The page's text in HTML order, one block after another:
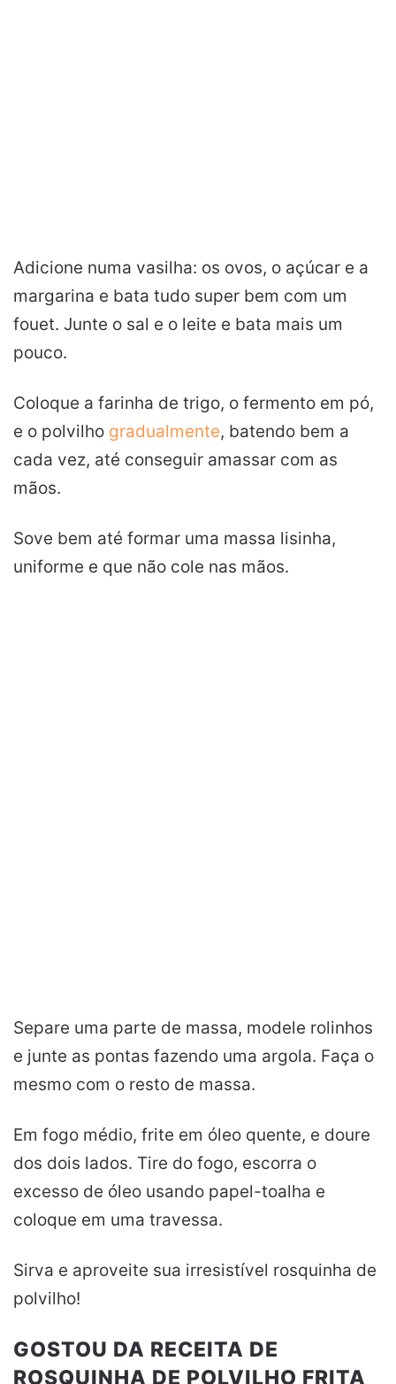
Adicione numa vasilha: os ovos, o açúcar e a
margarina e bata tudo super bem com um
fouet. Junte o sal e o leite e bata mais um
pouco.
Coloque a farinha de trigo, o fermento em pó,
e o polvilho gradualmente, batendo bem a
cada vez, até conseguir amassar com as
mãos.
Sove bem até formar uma massa lisinha,
uniforme e que não cole nas mãos.
Separe uma parte de massa, modele rolinhos
e junte as pontas fazendo uma argola. Faça o
mesmo com o resto de massa.
Em fogo médio, frite em óleo quente, e doure
dos dois lados. Tire do fogo, escorra o
excesso de óleo usando papel-toalha e
coloque em uma travessa.
Sirva e aproveite sua irresistível rosquinha de
polvilho!
GOSTOU DA RECEITA DE
ROSQUINHA DE POLVILHO FRITA